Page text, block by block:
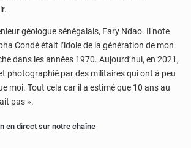
géologue sénégalais, Fary Ndao. Il note
Condé était l’idole de la génération de mon
dans les années 1970. Aujourd’hui, en 2021,
photographié par des militaires qui ont à peu
moi. Tout cela car il a estimé que 10 ans au
pas ».
en direct sur notre chaîne